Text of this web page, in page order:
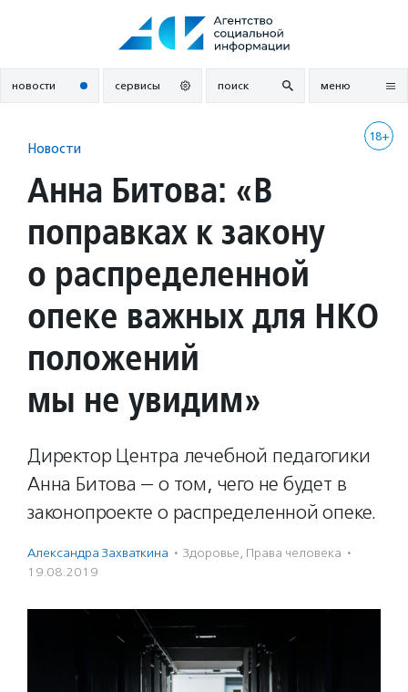
новости сервисы поиск меню
18+
Новости
Анна Битова: «В
поправках к закону
о распределенной
опеке важных для НКО
положений
мы не увидим»
Директор Центра лечебной педагогики
Анна Битова — о том, чего не будет в
законопроекте о распределенной опеке.
Александра Захваткина · Здоровье, Права человека ·
19.08.2019